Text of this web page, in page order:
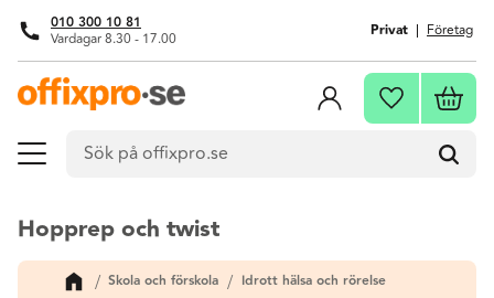
Meny
010 300 10 81
Vardagar 8.30 - 17.00 Privat Företag
Favoriter
Hopprep och twist
Skola och förskola
Idrott hälsa och rörelse